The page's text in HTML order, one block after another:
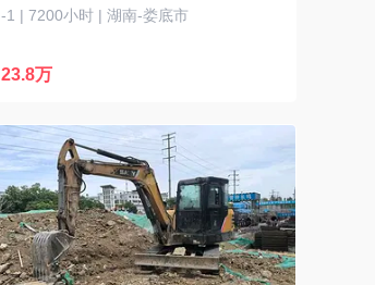
-1 | 7200小时 | 湖南-娄底市
23.8万